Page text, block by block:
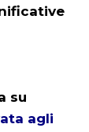
su
agli